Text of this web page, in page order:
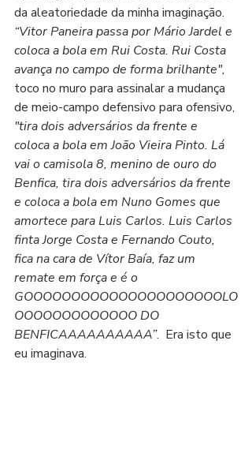
da aleatoriedade da minha imaginação.
“Vitor Paneira passa por Mário Jardel e
coloca a bola em Rui Costa. Rui Costa
avança no campo de forma brilhante",
toco no muro para assinalar a mudança
de meio-campo defensivo para ofensivo,
"tira dois adversários da frente e
coloca a bola em João Vieira Pinto. Lá
vai o camisola 8, menino de ouro do
Benfica, tira dois adversários da frente
e coloca a bola em Nuno Gomes que
amortece para Luis Carlos. Luis Carlos
finta Jorge Costa e Fernando Couto,
fica na cara de Vítor Baía, faz um
remate em força e é o
GOOOOOOOOOOOOOOOOOOOOOLO
OOOOOOOOOOOOO DO
BENFICAAAAAAAAAA”.  Era isto que
eu imaginava.